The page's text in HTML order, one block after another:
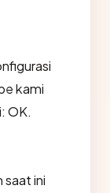
kami
OK.
ini